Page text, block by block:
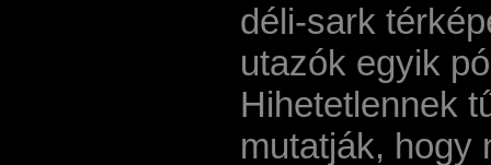
déli-sark
utazók egyik
Hihetetlennek
mutatják, hogy